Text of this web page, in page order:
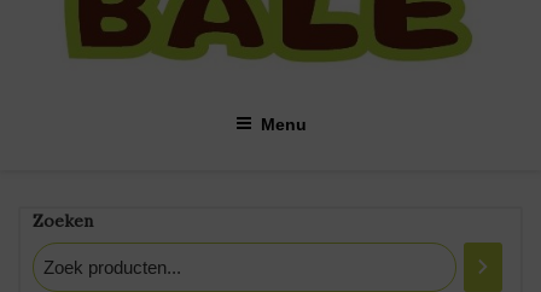
Menu
Categorie: <span>Prei En
Zoeken